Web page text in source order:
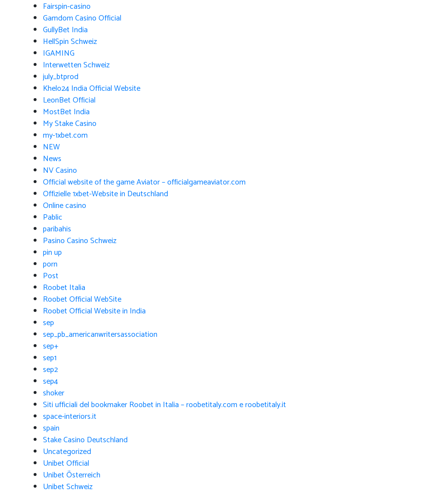
Fairspin-casino
Gamdom Casino Official
GullyBet India
HellSpin Schweiz
IGAMING
Interwetten Schweiz
july_btprod
Khelo24 India Official Website
LeonBet Official
MostBet India
My Stake Casino
my-1xbet.com
NEW
News
NV Casino
Official website of the game Aviator – officialgameaviator.com
Offizielle 1xbet-Website in Deutschland
Online casino
Pablic
paribahis
Pasino Casino Schweiz
pin up
porn
Post
Roobet Italia
Roobet Official WebSite
Roobet Official Website in India
sep
sep_pb_americanwritersassociation
sep+
sep1
sep2
sep4
shoker
Siti ufficiali del bookmaker Roobet in Italia – roobetitaly.com e roobetitaly.it
space-interiors.it
spain
Stake Casino Deutschland
Uncategorized
Unibet Official
Unibet Österreich
Unibet Schweiz